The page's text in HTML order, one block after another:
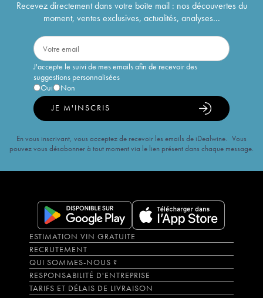
Recevez directement dans votre boîte mail : nos découvertes du
moment, ventes exclusives, actualités, analyses...
J'accepte le suivi de mes emails afin de recevoir des
suggestions personnalisées
Oui
Non
JE M'INSCRIS
En vous inscrivant, vous acceptez de recevoir les emails de iDealwine. Vous
pouvez vous désabonner à tout moment via le lien présent dans chaque message.
ESTIMATION VIN GRATUITE
RECRUTEMENT
QUI SOMMES-NOUS ?
RESPONSABILITÉ D'ENTREPRISE
TARIFS ET DÉLAIS DE LIVRAISON